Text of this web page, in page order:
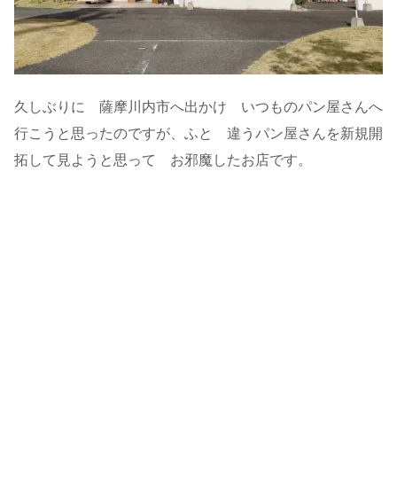
久しぶりに 薩摩川内市へ出かけ いつものパン屋さんへ
行こうと思ったのですが、ふと 違うパン屋さんを新規開
拓して見ようと思って お邪魔したお店です。